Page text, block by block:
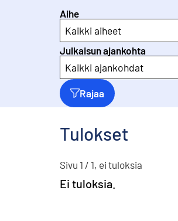
Aihe
Kaikki aiheet
Julkaisun ajankohta
Kaikki ajankohdat
Rajaa
Tulokset
Sivu 1 / 1, ei tuloksia
Ei tuloksia.